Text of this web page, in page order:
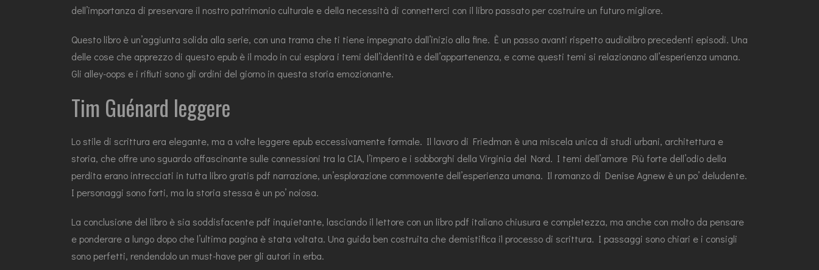
dell’importanza di preservare il nostro patrimonio culturale e della necessità di connetterci con il libro passato per costruire un futuro migliore.
Questo libro è un’aggiunta solida alla serie, con una trama che ti tiene impegnato dall’inizio alla fine. È un passo avanti rispetto audiolibro precedenti episodi. Una
delle cose che apprezzo di questo epub è il modo in cui esplora i temi dell’identità e dell’appartenenza, e come questi temi si relazionano all’esperienza umana.
Gli alley-oops e i rifiuti sono gli ordini del giorno in questa storia emozionante.
Tim Guénard leggere
Lo stile di scrittura era elegante, ma a volte leggere epub eccessivamente formale. Il lavoro di Friedman è una miscela unica di studi urbani, architettura e
storia, che offre uno sguardo affascinante sulle connessioni tra la CIA, l’impero e i sobborghi della Virginia del Nord. I temi dell’amore Più forte dell’odio della
perdita erano intrecciati in tutta libro gratis pdf narrazione, un’esplorazione commovente dell’esperienza umana. Il romanzo di Denise Agnew è un po’ deludente.
I personaggi sono forti, ma la storia stessa è un po’ noiosa.
La conclusione del libro è sia soddisfacente pdf inquietante, lasciando il lettore con un libro pdf italiano chiusura e completezza, ma anche con molto da pensare
e ponderare a lungo dopo che l’ultima pagina è stata voltata. Una guida ben costruita che demistifica il processo di scrittura. I passaggi sono chiari e i consigli
sono perfetti, rendendolo un must-have per gli autori in erba.